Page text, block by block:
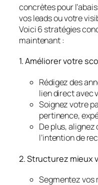
concrètes pour
vos leads ou votre
Voici 6 stratégies
maintenant :
1. Améliorer votre
Rédigez des
lien direct avec
Soignez votre
pertinence,
De plus,
l’intention de
2. Structurez mieux
Segmentez vos